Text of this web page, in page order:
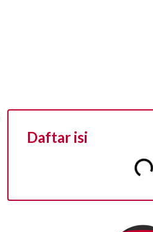
Daftar isi